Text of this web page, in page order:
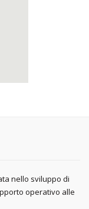
nello sviluppo di
operativo alle